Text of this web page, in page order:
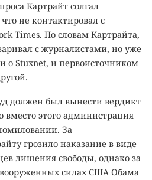
Картрайт солгал
не контактировал с
Times. По словам Картрайта,
с журналистами, но уже
о Stuxnet, и первоисточником
должен был вынести вердикт
вместо этого администрация
За
грозило наказание в виде
лишения свободы, однако за
силах США Обама